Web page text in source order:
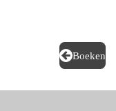
Boeken